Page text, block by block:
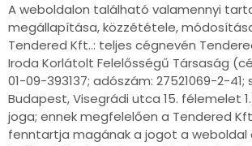
A weboldalon található valamennyi
megállapítása, közzététele,
Tendered Kft..: teljes cégnevén
Iroda Korlátolt Felelősségű Társaság
01-09-393137; adószám: 27521069-2-41;
Budapest, Visegrádi utca 15. félemelet
joga; ennek megfelelően a Tendered
fenntartja magának a jogot a weboldal